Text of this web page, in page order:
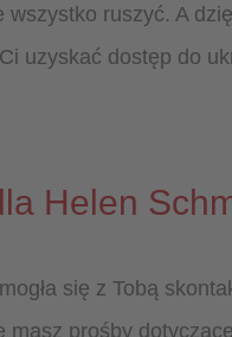
ruszyć. A
uzyskać dostęp do
Helen
się z Tobą
prośby